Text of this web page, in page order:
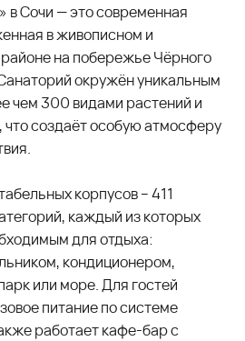
в Сочи — это современная
в живописном и
на побережье Чёрного
окружён уникальным
чем 300 видами растений и
создаёт особую атмосферу
корпусов – 411
каждый из которых
для отдыха:
кондиционером,
или море. Для гостей
питание по системе
работает кафе-бар с